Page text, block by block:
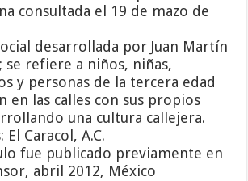
consultada el 19 de mazo de
desarrollada por Juan Martín
se refiere a niños, niñas,
y personas de la tercera edad
en las calles con sus propios
una cultura callejera.
Caracol, A.C.
fue publicado previamente en
abril 2012, México